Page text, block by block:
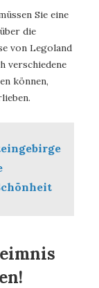
Sie eine
die
von Legoland
verschiedene
können,